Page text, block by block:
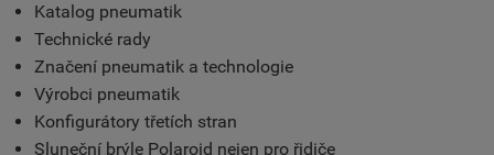
Katalog pneumatik
Technické rady
Značení pneumatik a technologie
Výrobci pneumatik
Konfigurátory třetích stran
Sluneční brýle Polaroid nejen pro řidiče